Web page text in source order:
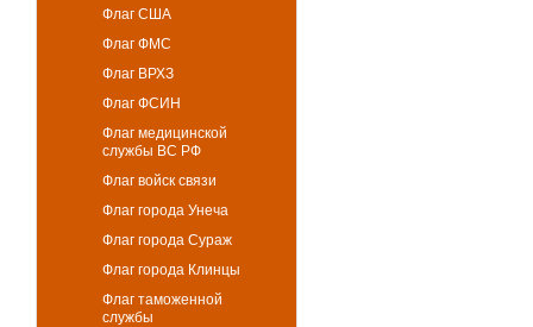
Флаг США
Флаг ФМС
Флаг ВРХЗ
Флаг ФСИН
Флаг медицинской
службы ВС РФ
Флаг войск связи
Флаг города Унеча
Флаг города Сураж
Флаг города Клинцы
Флаг таможенной
службы